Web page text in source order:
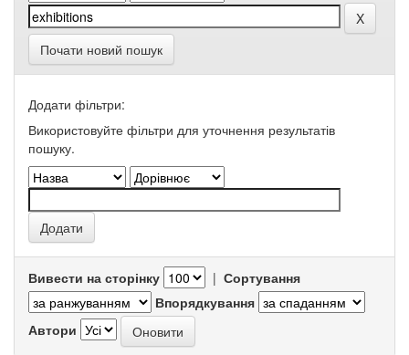
Почати новий пошук
Додати фільтри:
Використовуйте фільтри для уточнення результатів
пошуку.
Вивести на сторінку | Сортування
Впорядкування
Автори